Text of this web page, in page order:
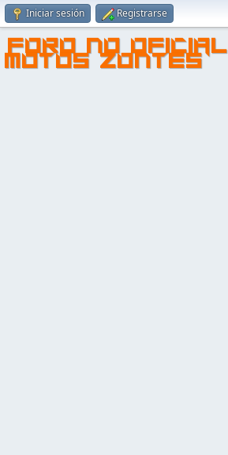
Iniciar sesión Registrarse
FORO NO OFICIAL
MOTOS ZONTES